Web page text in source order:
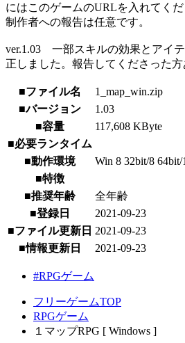
にはこのゲームのURLを入れてくだ
制作者への報告は任意です。
ver.1.03 一部スキルの効果とアイ
正しました。報告してくださった方
■ファイル名
1_map_win.zip
■バージョン
1.03
■容量
117,608 KByte
■必要ランタイム
■動作環境
Win 8 32bit/8
■特徴
■推奨年齢
全年齢
■登録日
2021-09-23
■ファイル更新日 2021-09-23
■情報更新日
2021-09-23
#RPGゲーム
フリーゲームTOP
RPGゲーム
１マップRPG [ Windows ]